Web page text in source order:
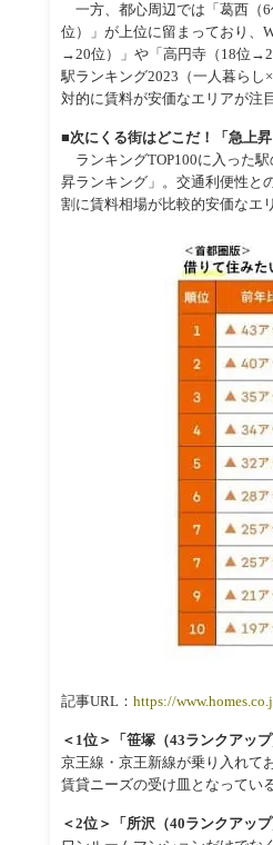
一方、都心周辺では「葛西（
位）」が上位に留まっており、
→20位）」や「高円寺（18位
駅ランキング2023（一人暮ら
対的に賃料が安価なエリアが注
■次にくる街はどこだ！「急上
ランキングTOP100に入った
昇ランキング」。交通利便性と
割に賃料相場が比較的安価なエ
記事URL： https://
＜1位＞「笹塚（43ランクアッ
京王線・京王新線が乗り入れて
賃貸ニーズの受け皿となってい
＜2位＞「所沢（40ランクアッ